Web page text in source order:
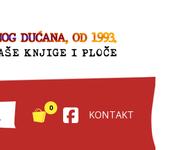
KONTAKT
0